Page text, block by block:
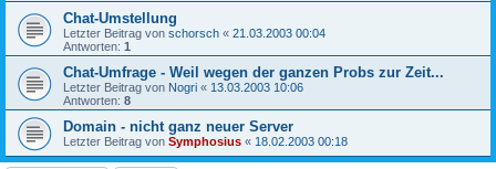
Chat-Umstellung
Letzter Beitrag von schorsch « 21.03.2003 00:04
Antworten: 1
Chat-Umfrage - Weil wegen der ganzen Probs zur Zeit...
Letzter Beitrag von Nogri « 13.03.2003 10:06
Antworten: 8
Domain - nicht ganz neuer Server
Letzter Beitrag von Symphosius « 18.02.2003 00:18